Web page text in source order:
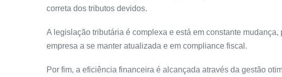
correta dos tributos devidos.
A legislação tributária é complexa e está em constante
empresa a se manter atualizada e em compliance fiscal.
Por fim, a eficiência financeira é alcançada através da gestão